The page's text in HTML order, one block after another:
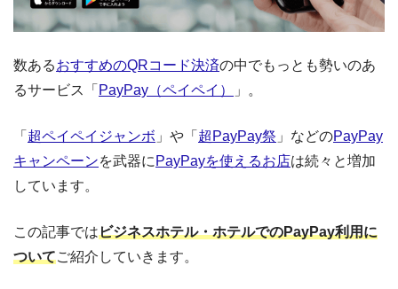
数あるおすすめのQRコード決済の中でもっとも勢いのあ
るサービス「 PayPay（ペイペイ） 」。
「 超ペイペイジャンボ 」や「 超PayPay祭 」などのPayPay
キャンペーンを武器に PayPayを使えるお店は続々と増加
しています。
この記事ではビジネスホテル・ホテルでのPayPay利用に
ついてご紹介していきます。